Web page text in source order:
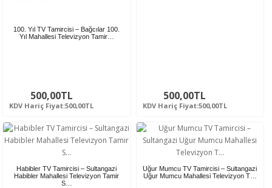
100. Yıl TV Tamircisi – Bağcılar 100.
Yıl Mahallesi Televizyon Tamir…
500,00TL
KDV Hariç Fiyat:500,00TL
500,00TL
KDV Hariç Fiyat:500,00TL
Habibler TV Tamircisi – Sultangazi
Habibler Mahallesi Televizyon Tamir
S…
Uğur Mumcu TV Tamircisi – Sultangazi
Uğur Mumcu Mahallesi Televizyon T…